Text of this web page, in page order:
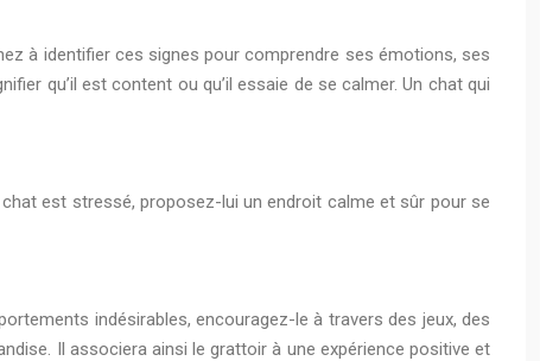
à identifier ces signes pour comprendre ses émotions, ses
qu’il est content ou qu’il essaie de se calmer. Un chat qui
est stressé, proposez-lui un endroit calme et sûr pour se
indésirables, encouragez-le à travers des jeux, des
Il associera ainsi le grattoir à une expérience positive et